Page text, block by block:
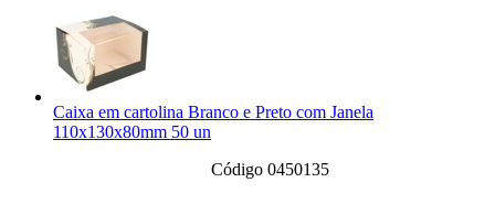
Caixa em cartolina Branco e Preto com Janela
110x130x80mm 50 un
Código 0450135